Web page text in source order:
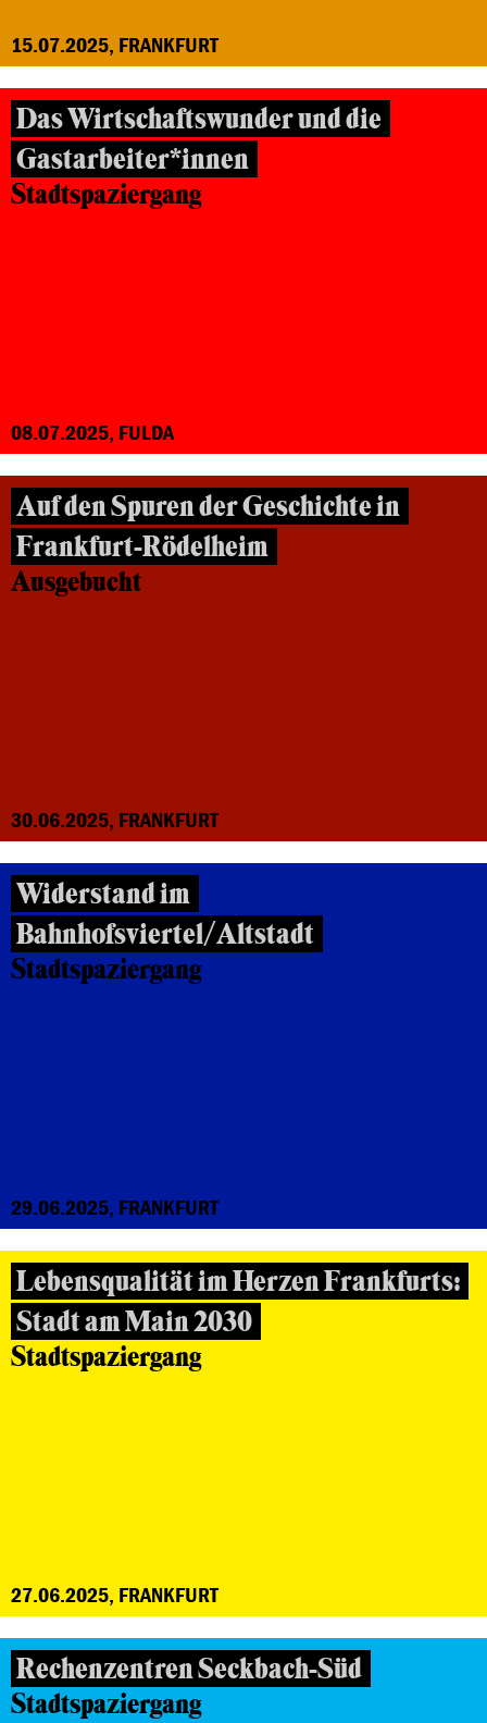
15.07.2025, FRANKFURT
Das Wirtschaftswunder und die
Gastarbeiter*innen
Stadtspaziergang
08.07.2025, FULDA
Auf den Spuren der Geschichte in
Frankfurt-Rödelheim
Ausgebucht
30.06.2025, FRANKFURT
Widerstand im
Bahnhofsviertel/Altstadt
Stadtspaziergang
29.06.2025, FRANKFURT
Lebensqualität im Herzen Frankfurts:
Stadt am Main 2030
Stadtspaziergang
27.06.2025, FRANKFURT
Rechenzentren Seckbach-Süd
Stadtspaziergang